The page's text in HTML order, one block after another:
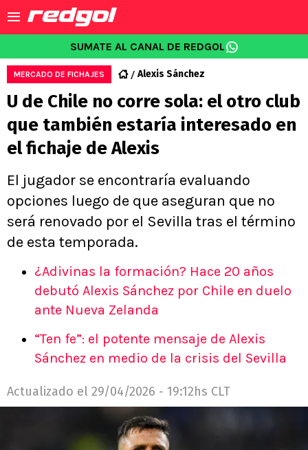
SUMATE AL CANAL DE REDGOL
MERCADO DE FICHAJES Alexis Sánchez
U de Chile no corre sola: el otro club
que también estaría interesado en
el fichaje de Alexis
El jugador se encontraría evaluando
opciones luego de que aseguran que no
será renovado por el Sevilla tras el término
de esta temporada.
¿Adivinas la formación? Hace 20 años
debutó Alexis Sánchez por Chile en duelo
ante Nueva Zelanda
“Ten fe”: el potente mensaje de Alexis
Sánchez en medio de la crisis del Sevilla
Actualizado el 29/04/2026 - 19:12hs CLT